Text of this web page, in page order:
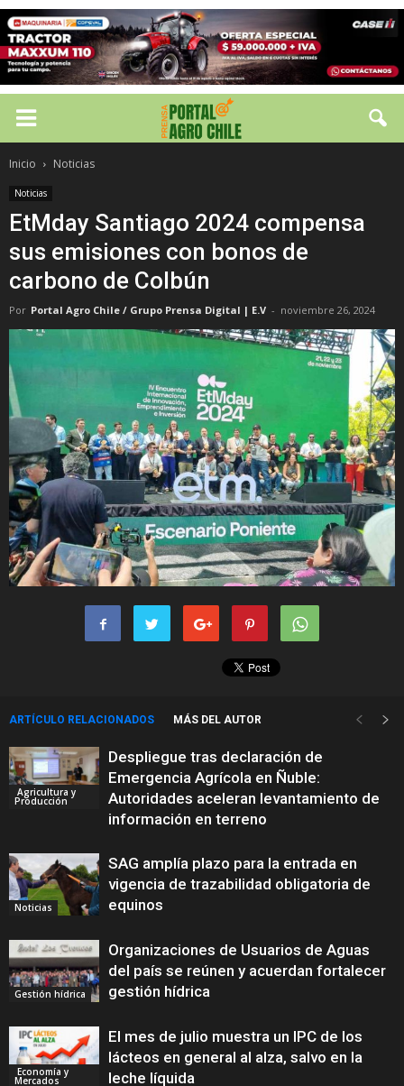
Inicio Noticias
Noticias
EtMday Santiago 2024 compensa
sus emisiones con bonos de
carbono de Colbún
Por Portal Agro Chile / Grupo Prensa Digital | E.V - noviembre 26, 2024
ARTÍCULO RELACIONADOS MÁS DEL AUTOR
Agricultura y
Producción
Despliegue tras declaración de
Emergencia Agrícola en Ñuble:
Autoridades aceleran levantamiento de
información en terreno
Noticias
SAG amplía plazo para la entrada en
vigencia de trazabilidad obligatoria de
equinos
Gestión hídrica
Organizaciones de Usuarios de Aguas
del país se reúnen y acuerdan fortalecer
gestión hídrica
Economía y
Mercados
El mes de julio muestra un IPC de los
lácteos en general al alza, salvo en la
leche líquida